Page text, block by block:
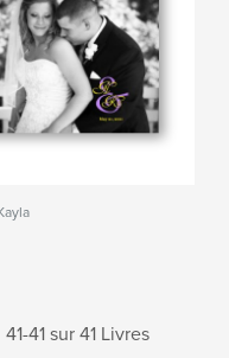
41-41 sur 41 Livres